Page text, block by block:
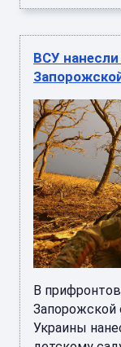
ВСУ
В
Запорожской
Украины